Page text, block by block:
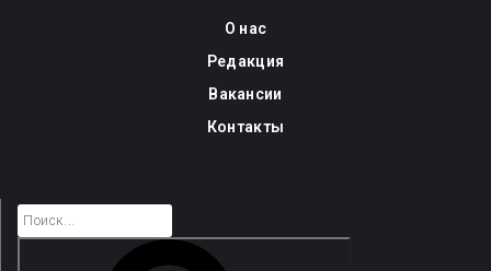
О нас
Редакция
Вакансии
Контакты